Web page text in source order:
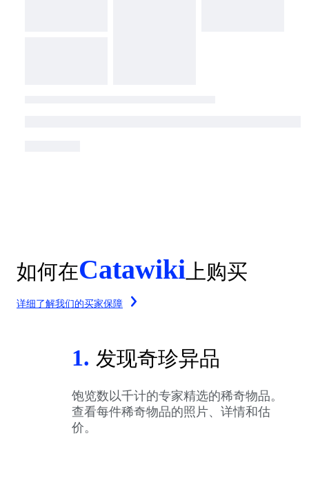
如何在Catawiki 上购买
详细了解我们的买家保障
1. 发现奇珍异品
饱览数以千计的专家精选的稀奇物品。
查看每件稀奇物品的照片、详情和估
价。